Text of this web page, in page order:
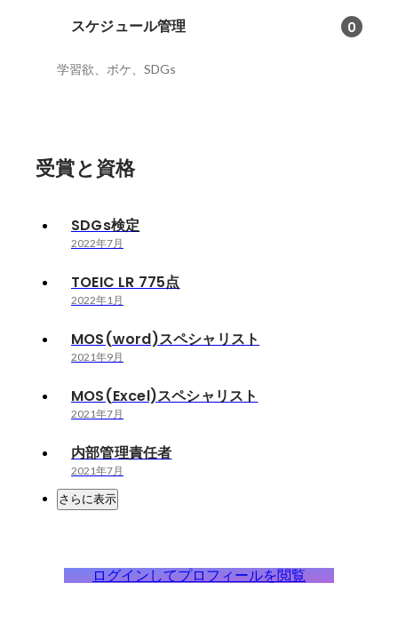
スケジュール管理 0
学習欲、ボケ、SDGs
受賞と資格
SDGs検定
2022年7月
TOEIC LR 775点
2022年1月
MOS(word)スペシャリスト
2021年9月
MOS(Excel)スペシャリスト
2021年7月
内部管理責任者
2021年7月
さらに表示
ログインしてプロフィールを閲覧